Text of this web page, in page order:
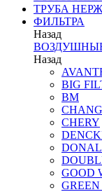
ТРУБА
ФИЛЬТРА
Назад
Назад
BIG
BM
CHERY
GOOD
GREEN